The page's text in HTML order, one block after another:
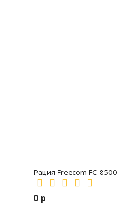
Рация Freecom FC-8500
0 р